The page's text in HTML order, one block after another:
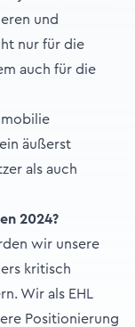
und
nur für die
auch für die
äußerst
als auch
2024?
wir unsere
kritisch
Wir als EHL
Positionierung